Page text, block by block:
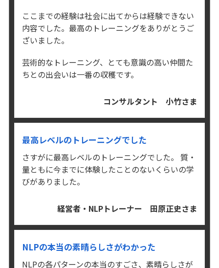
ここまでの経験は社会に出てからは経験できない
内容でした。 最高のトレーニングをありがとうご
ざいました。
芸術的なトレーニング、 とても意識の高い仲間た
ちとの出会いは一番の収穫です。
コンサルタント 小竹さま
最高レベルのトレーニングでした
さすがに最高レベルのトレーニングでした。 質・
量ともに今までに体験したことのないくらいの学
びがありました。
経営者・NLPトレーナー 田原正史さま
NLPの本当の素晴らしさがわかった
NLPの各パターンの本当のすごさ、素晴らしさが